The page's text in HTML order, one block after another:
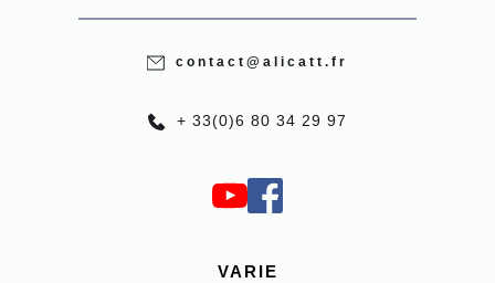
contact@alicatt.fr
+ 33(0)6 80 34 29 97
VARIE